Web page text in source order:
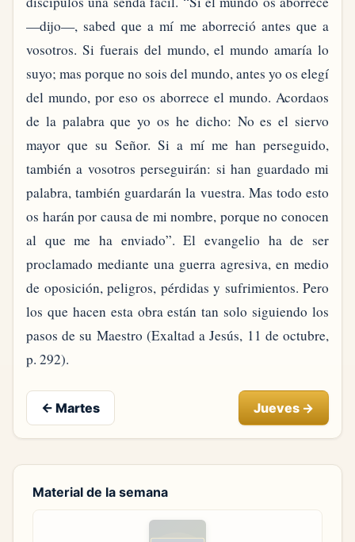
—dijo—, sabed que a mí me aborreció antes que a
vosotros. Si fuerais del mundo, el mundo amaría lo
suyo; mas porque no sois del mundo, antes yo os elegí
del mundo, por eso os aborrece el mundo. Acordaos
de la palabra que yo os he dicho: No es el siervo
mayor que su Señor. Si a mí me han perseguido,
también a vosotros perseguirán: si han guardado mi
palabra, también guardarán la vuestra. Mas todo esto
os harán por causa de mi nombre, porque no conocen
al que me ha enviado”. El evangelio ha de ser
proclamado mediante una guerra agresiva, en medio
de oposición, peligros, pérdidas y sufrimientos. Pero
los que hacen esta obra están tan solo siguiendo los
pasos de su Maestro (Exaltad a Jesús, 11 de octubre,
p. 292).
← Martes Jueves →
Material de la semana